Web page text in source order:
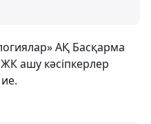
АҚ Басқарма
ашу кәсіпкерлер